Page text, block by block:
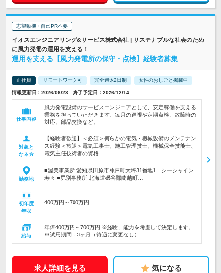
志望動機・自己PR不要
イオスエンジニアリング&サービス株式会社 | サステナブルな社会のため
に風力発電の運用を支える！
運用を支える【風力発電所の保守・点検】経験者募集
正社員 リモートワーク可 完全週休2日制 女性のおしごと掲載中
情報更新日：2026/06/23 終了予定日：2026/12/14
仕事内容
風力発電設備のサービスエンジニアとして、安定稼働を支える
業務を担っていただきます。毎月の巡視や定期点検、故障時の
対応、部品交換など。
対象と
なる方
【経験者歓迎】＜必須＞何らかの電気・機械設備のメンテナン
ス経験＜歓迎＞電気工事士、施工管理技士、機械保全技能士、
電気主任技術者の資格
勤務地
■渥美事業所 愛知県田原市神戸町大坪31番地1 シーシャイン
寿々 ■尻別事務所 北海道磯谷郡蘭越町…
初年度
年収
400万円～700万円
給与
年俸400万円～700万円 ※経験、能力を考慮して決定します。
※試用期間：3ヶ月（待遇に変更なし）
求人詳細を見る 気になる